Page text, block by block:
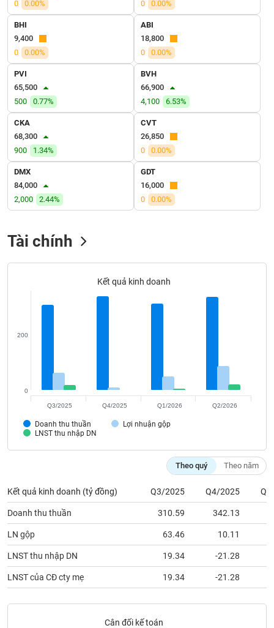
0
0.00%
0
0.00%
BHI
9,400
0
0.00%
ABI
18,800
0
0.00%
PVI
65,500
500
0.77%
BVH
66,900
4,100
6.53%
CKA
68,300
900
1.34%
CVT
26,850
0
0.00%
DMX
84,000
2,000
2.44%
GDT
16,000
0
0.00%
Tài chính
Kết quả kinh doanh
Doanh thu thuần
Lợi nhuận gộp
LNST thu nhập DN
0
200
Q3/2025 Q4/2025 Q1/2026 Q2/2026
Theo quý Theo năm
Kết quả kinh doanh (tỷ đồng) Q3/2025 Q4/2025
Doanh thu thuần 310.59 342.13
LN gộp 63.46 10.11
LNST thu nhập DN 19.34 -21.28
LNST của CĐ cty mẹ 19.34 -21.28
Cân đối kế toán
THÔNG
TIỆN
ÍCH
BẤT
ĐỘNG
SẢN
Mã
chứng
Bài
viết
của
tác
cáo
phân
tích
(-)
(-)